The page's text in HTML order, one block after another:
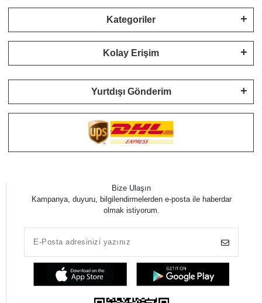
Kategoriler
Kolay Erişim
Yurtdışı Gönderim
Bize Ulaşın
Kampanya, duyuru, bilgilendirmelerden e-posta ile haberdar
olmak istiyorum.